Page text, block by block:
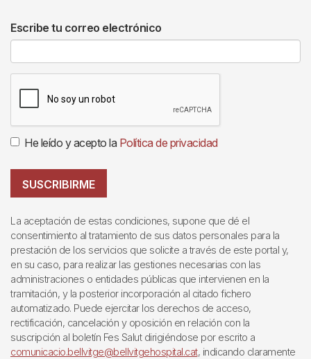
Escribe tu correo electrónico
He leído y acepto la Política de privacidad
SUSCRIBIRME
La aceptación de estas condiciones, supone que dé el
consentimiento al tratamiento de sus datos personales para la
prestación de los servicios que solicite a través de este portal y,
en su caso, para realizar las gestiones necesarias con las
administraciones o entidades públicas que intervienen en la
tramitación, y la posterior incorporación al citado fichero
automatizado. Puede ejercitar los derechos de acceso,
rectificación, cancelación y oposición en relación con la
suscripción al boletín Fes Salut dirigiéndose por escrito a
comunicacio.bellvitge@bellvitgehospital.cat, indicando claramente